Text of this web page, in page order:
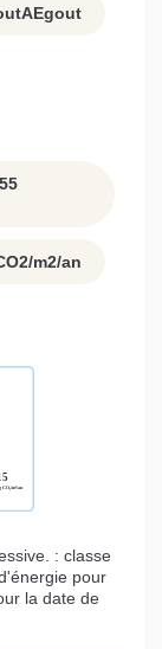
m2/an
: classe
pour
la date de